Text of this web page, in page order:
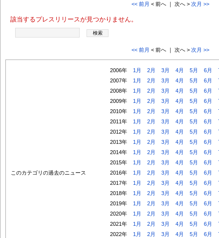
<< 前月 < 前へ ｜ 次へ > 次月 >>
該当するプレスリリースが見つかりません。
<< 前月 < 前へ ｜ 次へ > 次月 >>
このカテゴリの過去のニュース
2006年 1月 2月 3月 4月 5月 6月
2007年
1月 2月 3月 4月 5月 6月
2008年
1月 2月 3月 4月 5月 6月
2009年
1月 2月 3月 4月 5月 6月
2010年
1月 2月 3月 4月 5月 6月
2011年
1月 2月 3月 4月 5月 6月
2012年
1月 2月 3月 4月 5月 6月
2013年
1月 2月 3月 4月 5月 6月
2014年
1月 2月 3月 4月 5月 6月
2015年
1月 2月 3月 4月 5月 6月
2016年
1月 2月 3月 4月 5月 6月
2017年
1月 2月 3月 4月 5月 6月
2018年
1月 2月 3月 4月 5月 6月
2019年
1月 2月 3月 4月 5月 6月
2020年
1月 2月 3月 4月 5月 6月
2021年
1月 2月 3月 4月 5月 6月
2022年
1月 2月 3月 4月 5月 6月